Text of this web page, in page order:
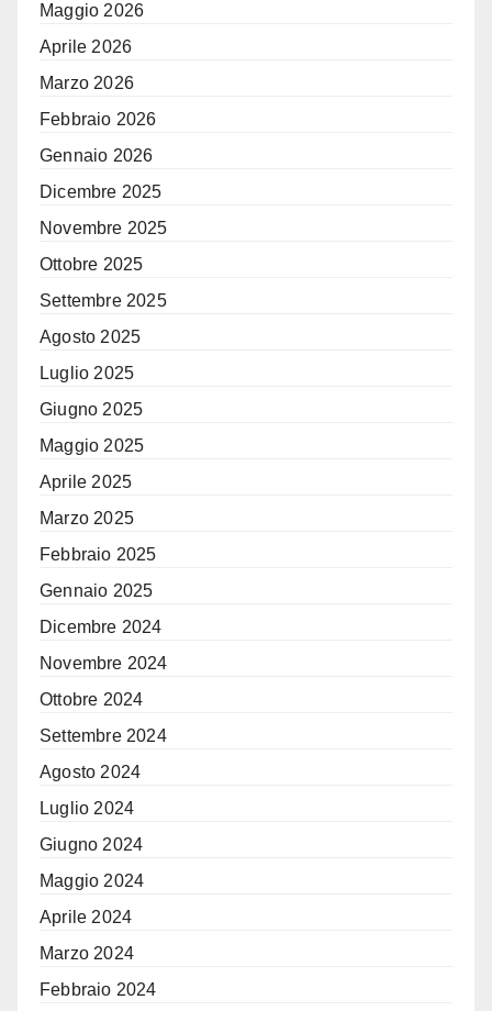
Maggio 2026
Aprile 2026
Marzo 2026
Febbraio 2026
Gennaio 2026
Dicembre 2025
Novembre 2025
Ottobre 2025
Settembre 2025
Agosto 2025
Luglio 2025
Giugno 2025
Maggio 2025
Aprile 2025
Marzo 2025
Febbraio 2025
Gennaio 2025
Dicembre 2024
Novembre 2024
Ottobre 2024
Settembre 2024
Agosto 2024
Luglio 2024
Giugno 2024
Maggio 2024
Aprile 2024
Marzo 2024
Febbraio 2024